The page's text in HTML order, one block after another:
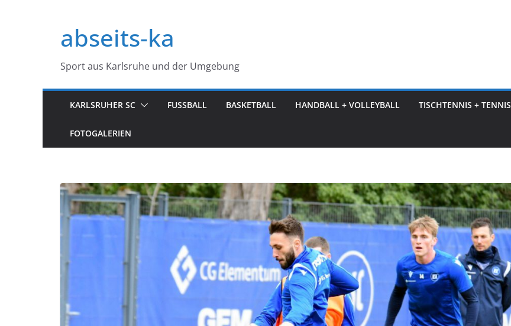
springenabseits-ka
Sport aus Karlsruhe und der Umgebung
KARLSRUHER SC FUSSBALL BASKETBALL HANDBALL + VOLLEYBALL TISCHTENNIS + TENNIS
FOTOGALERIEN